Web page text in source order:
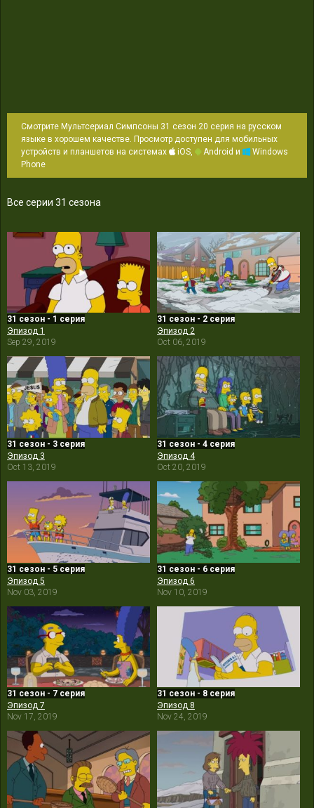
Смотрите Мультсериал Симпсоны 31 сезон 20 серия на русском
языке в хорошем качестве. Просмотр доступен для мобильных
устройств и планшетов на системах
iOS, Android и
Windows
Phone
Все серии 31 сезона
31 сезон - 1 серия
Эпизод 1
Sep 29, 2019
31 сезон - 2 серия
Эпизод 2
Oct 06, 2019
31 сезон - 3 серия
Эпизод 3
Oct 13, 2019
31 сезон - 4 серия
Эпизод 4
Oct 20, 2019
31 сезон - 5 серия
Эпизод 5
Nov 03, 2019
31 сезон - 6 серия
Эпизод 6
Nov 10, 2019
31 сезон - 7 серия
Эпизод 7
Nov 17, 2019
31 сезон - 8 серия
Эпизод 8
Nov 24, 2019